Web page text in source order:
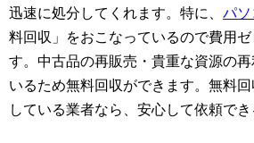
迅速に処分してくれます。特に、 パソ
料回収」をおこなっているので費用
す。中古品の再販売・貴重な資源の
いるため無料回収ができます。無料
している業者なら、安心して依頼でき